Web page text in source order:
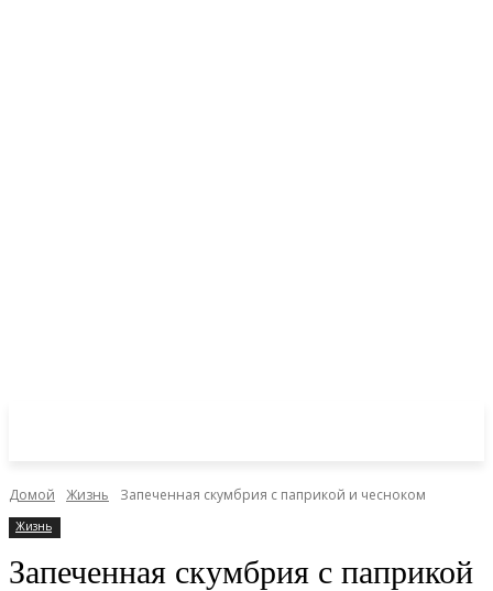
Домой Жизнь Запеченная скумбрия с паприкой и чесноком
Жизнь
Запеченная скумбрия с паприкой